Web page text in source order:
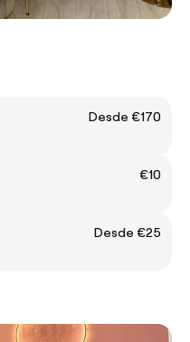
Desde €170
€10
Desde €25